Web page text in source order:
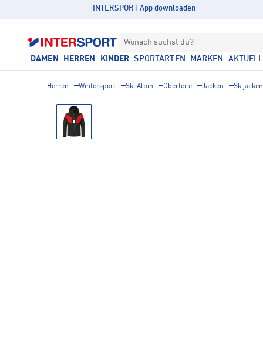
INTERSPORT App downloaden
Wonach suchst du?
DAMEN HERREN KINDER SPORTARTEN MARKEN
Herren Wintersport Ski Alpin Oberteile Jacken Skijacken